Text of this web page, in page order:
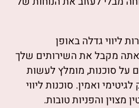
ליווי גדלה באופן
שאתה מקבל את השירותים שלך
על סוכנות, מומלץ לעשות
ואמין. סוכנות ליווי
מצוין והפניות טובות.